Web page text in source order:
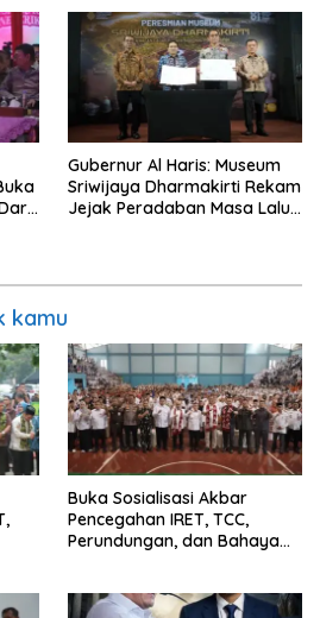
Gubernur Al Haris: Museum
Sriwijaya Dharmakirti Rekam
Jejak Peradaban Masa Lalu
kamu
Buka Sosialisasi Akbar
Pencegahan IRET, TCC,
Perundungan, dan Bahaya
bisa jaga diri, 60% masa